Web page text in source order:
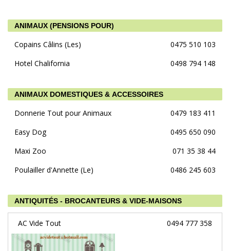
ANIMAUX (PENSIONS POUR)
Copains Câlins (Les)
0475 510 103
Hotel Chalifornia
0498 794 148
ANIMAUX DOMESTIQUES & ACCESSOIRES
Donnerie Tout pour Animaux
0479 183 411
Easy Dog
0495 650 090
Maxi Zoo
071 35 38 44
Poulailler d'Annette (Le)
0486 245 603
ANTIQUITÉS - BROCANTEURS & VIDE-MAISONS
AC Vide Tout 0494 777 358